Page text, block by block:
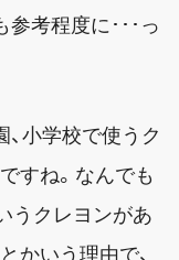
参考程度に･･･っ
小学校で使うク
すね。なんでも
うクレヨンがあ
かいう理由で、